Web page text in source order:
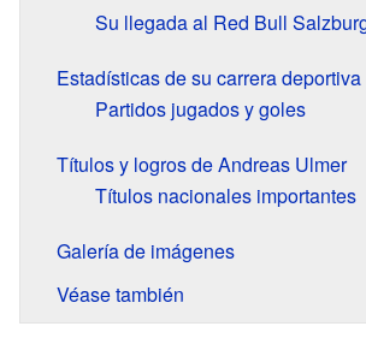
Su llegada al Red Bull
Estadísticas de su carrera deportiva
Partidos jugados y goles
Títulos y logros de Andreas Ulmer
Títulos nacionales importantes
Galería de imágenes
Véase también